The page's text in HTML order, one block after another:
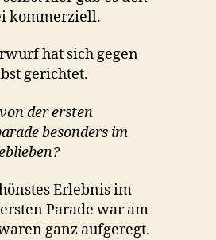
kommerziell.
hat sich gegen
gerichtet.
der ersten
besonders im
Erlebnis im
Parade war am
ganz aufgeregt.